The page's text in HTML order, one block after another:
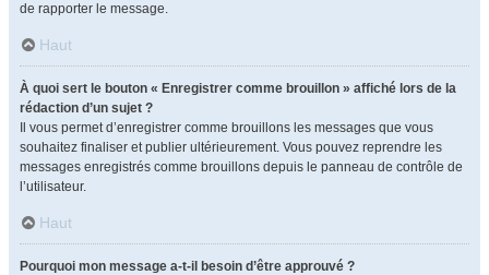
de rapporter le message.
Haut
À quoi sert le bouton « Enregistrer comme brouillon » affiché lors de la
rédaction d’un sujet ?
Il vous permet d’enregistrer comme brouillons les messages que vous
souhaitez finaliser et publier ultérieurement. Vous pouvez reprendre les
messages enregistrés comme brouillons depuis le panneau de contrôle de
l’utilisateur.
Haut
Pourquoi mon message a-t-il besoin d’être approuvé ?